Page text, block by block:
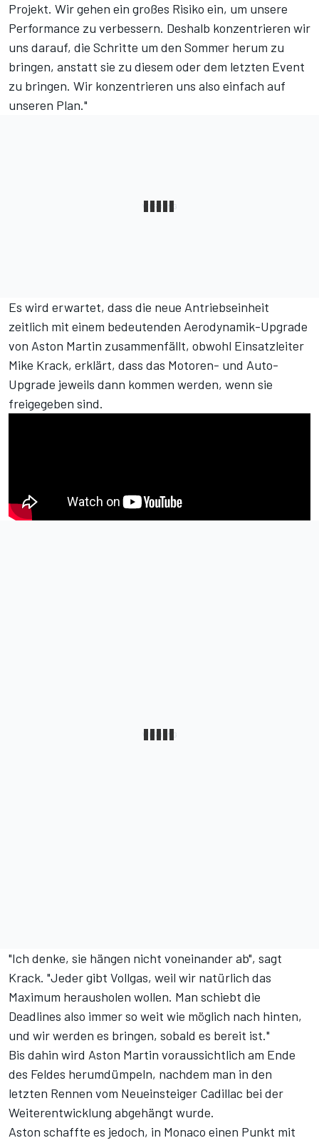
Projekt. Wir gehen ein großes Risiko ein, um unsere
Performance zu verbessern. Deshalb konzentrieren wir
uns darauf, die Schritte um den Sommer herum zu
bringen, anstatt sie zu diesem oder dem letzten Event
zu bringen. Wir konzentrieren uns also einfach auf
unseren Plan."
Es wird erwartet, dass die neue Antriebseinheit
zeitlich mit einem bedeutenden Aerodynamik-Upgrade
von Aston Martin zusammenfällt, obwohl Einsatzleiter
Mike Krack, erklärt, dass das Motoren- und Auto-
Upgrade jeweils dann kommen werden, wenn sie
freigegeben sind.
"Ich denke, sie hängen nicht voneinander ab", sagt
Krack. "Jeder gibt Vollgas, weil wir natürlich das
Maximum herausholen wollen. Man schiebt die
Deadlines also immer so weit wie möglich nach hinten,
und wir werden es bringen, sobald es bereit ist."
Bis dahin wird Aston Martin voraussichtlich am Ende
des Feldes herumdümpeln, nachdem man in den
letzten Rennen vom Neueinsteiger Cadillac bei der
Weiterentwicklung abgehängt wurde.
Aston schaffte es jedoch, in Monaco einen Punkt mit